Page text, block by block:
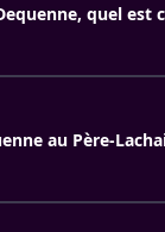
quel est
au Père-